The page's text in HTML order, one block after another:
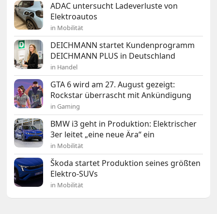
ADAC untersucht Ladeverluste von
Elektroautos
in Mobilität
DEICHMANN startet Kundenprogramm
DEICHMANN PLUS in Deutschland
in Handel
GTA 6 wird am 27. August gezeigt:
Rockstar überrascht mit Ankündigung
in Gaming
BMW i3 geht in Produktion: Elektrischer
3er leitet „eine neue Ära“ ein
in Mobilität
Škoda startet Produktion seines größten
Elektro-SUVs
in Mobilität